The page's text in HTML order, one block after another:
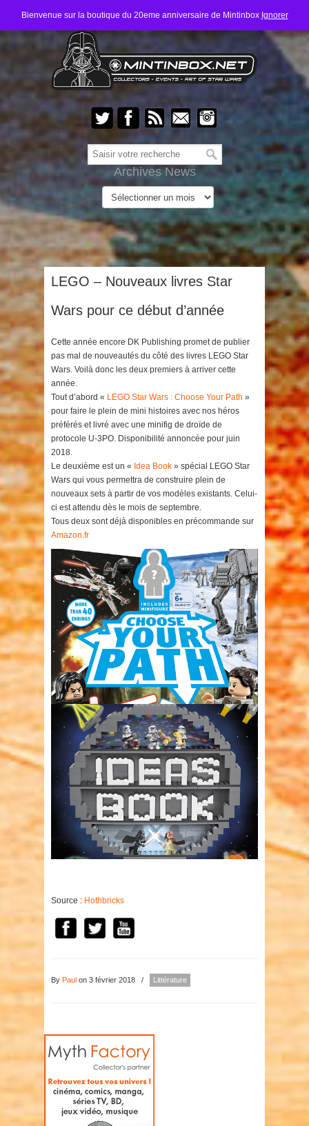
Bienvenue sur la boutique du 20eme anniversaire de Mintinbox Ignorer
Archives News
LEGO – Nouveaux livres Star
Wars pour ce début d’année
Cette année encore DK Publishing promet de publier
pas mal de nouveautés du côté des livres LEGO Star
Wars. Voilà donc les deux premiers à arriver cette
année.
Tout d’abord « LEGO Star Wars : Choose Your Path »
pour faire le plein de mini histoires avec nos héros
préférés et livré avec une minifig de droïde de
protocole U-3PO. Disponibilité annoncée pour juin
2018.
Le deuxième est un « Idea Book » spécial LEGO Star
Wars qui vous permettra de construire plein de
nouveaux sets à partir de vos modèles existants. Celui-
ci est attendu dès le mois de septembre.
Tous deux sont déjà disponibles en précommande sur
Amazon.fr
Source : Hothbricks
By Paul on 3 février 2018 / Littérature